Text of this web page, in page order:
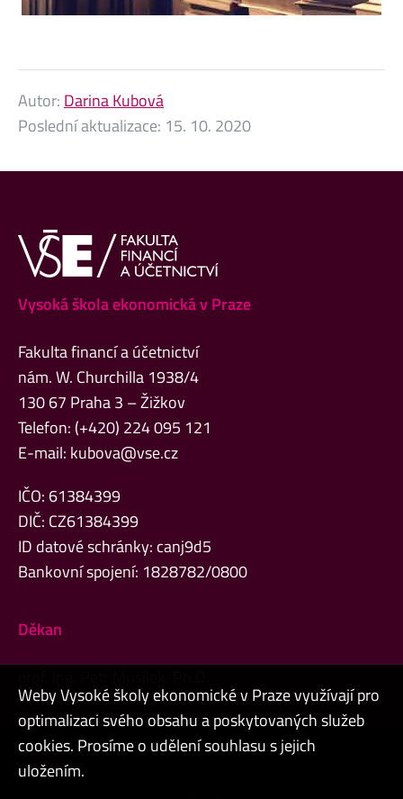
Autor: Darina Kubová
Poslední aktualizace: 15. 10. 2020
Vysoká škola ekonomická v Praze
Fakulta financí a účetnictví
nám. W. Churchilla 1938/4
130 67 Praha 3 – Žižkov
Telefon: (+420) 224 095 121
E-mail: kubova@vse.cz
IČO: 61384399
DIČ: CZ61384399
ID datové schránky: canj9d5
Bankovní spojení: 1828782/0800
Děkan
Admin
Weby Vysoké školy ekonomické v Praze využívají pro
optimalizaci svého obsahu a poskytovaných služeb
cookies. Prosíme o udělení souhlasu s jejich
uložením.